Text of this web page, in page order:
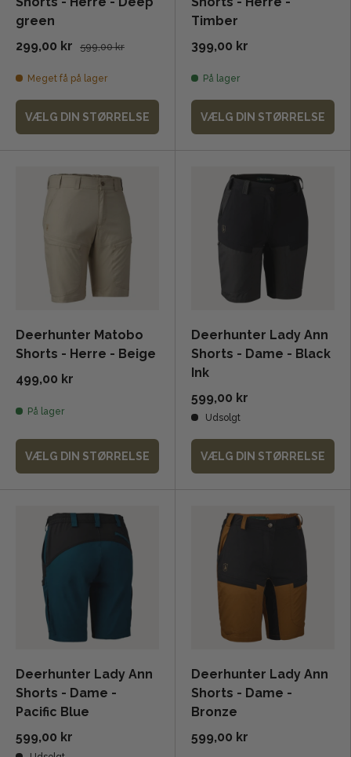
green
299,00 kr
599,00 kr
Meget få på lager
VÆLG DIN STØRRELSE
Timber
399,00 kr
På lager
VÆLG DIN STØRRELSE
Deerhunter Matobo
Shorts - Herre - Beige
499,00 kr
På lager
VÆLG DIN STØRRELSE
Deerhunter Lady Ann
Shorts - Dame - Black
Ink
599,00 kr
Udsolgt
VÆLG DIN STØRRELSE
Deerhunter Lady Ann
Shorts - Dame -
Pacific Blue
599,00 kr
Deerhunter Lady Ann
Shorts - Dame -
Bronze
599,00 kr